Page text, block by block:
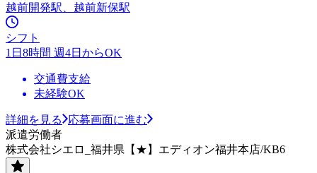
越前開発駅、越前新保駅
シフト
1日8時間 週4日からOK
交通費支給
未経験OK
詳細を見る
応募画面に進む
派遣労働者
株式会社シエロ_福井県【★】エディオン福井本店/KB6